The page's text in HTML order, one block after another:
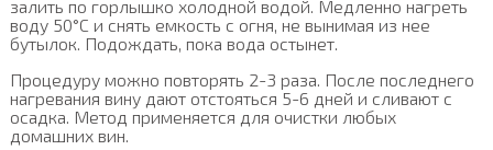
залить по горлышко холодной водой. Медленно нагреть
воду 50°C и снять емкость с огня, не вынимая из нее
бутылок. Подождать, пока вода остынет.
Процедуру можно повторять 2-3 раза. После последнего
нагревания вину дают отстояться 5-6 дней и сливают с
осадка. Метод применяется для очистки любых
домашних вин.